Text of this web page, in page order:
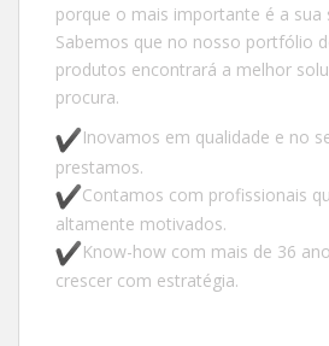
porque o mais importante é a sua
Sabemos que no nosso portfólio
produtos encontrará a melhor
procura.
Inovamos em qualidade e no
prestamos.
Contamos com profissionais
altamente motivados.
Know-how com mais de 36
crescer com estratégia.